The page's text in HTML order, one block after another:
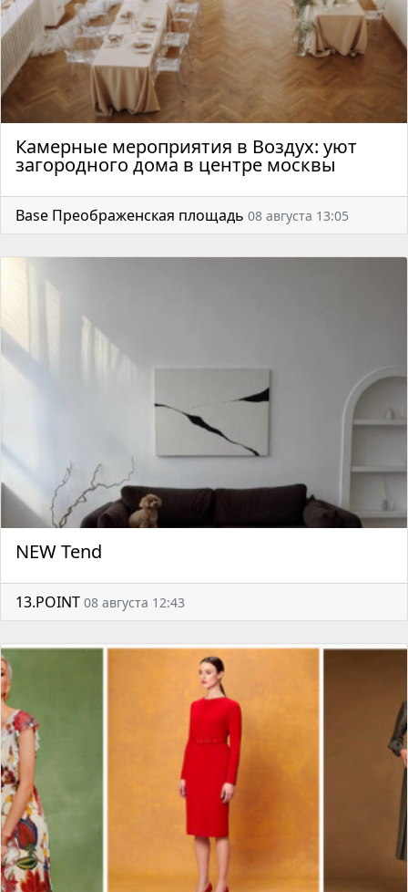
Камерные мероприятия в Воздух: уют
загородного дома в центре москвы
Base Преображенская площадь 08 августа 13:05
NEW Tend
13.POINT 08 августа 12:43